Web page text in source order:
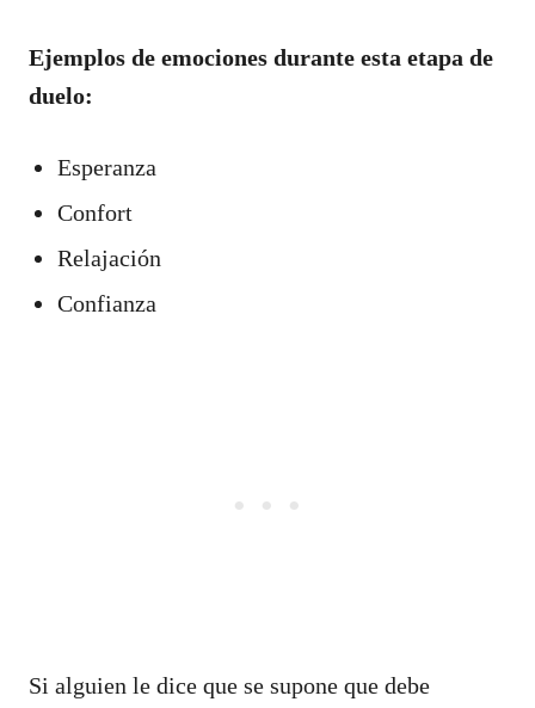
Ejemplos de emociones durante esta etapa de
duelo:
Esperanza
Confort
Relajación
Confianza
Si alguien le dice que se supone que debe